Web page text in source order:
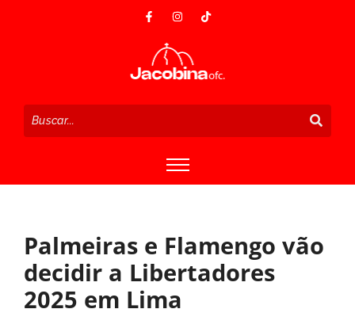
Palmeiras e Flamengo vão
decidir a Libertadores
2025 em Lima